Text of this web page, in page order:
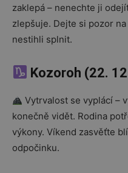
zaklepá – nenechte ji
zlepšuje. Dejte si pozor
nestihli splnit.
Kozoroh (22.
Vytrvalost se vyplácí –
konečně vidět. Rodina
výkony. Víkend zasvěťte
odpočinku.